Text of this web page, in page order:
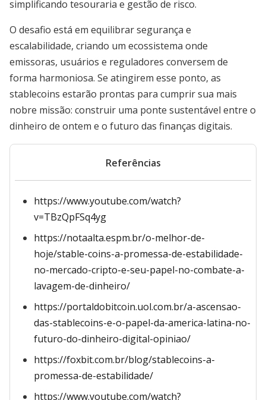
simplificando tesouraria e gestão de risco.
O desafio está em equilibrar segurança e
escalabilidade, criando um ecossistema onde
emissoras, usuários e reguladores conversem de
forma harmoniosa. Se atingirem esse ponto, as
stablecoins estarão prontas para cumprir sua mais
nobre missão: construir uma ponte sustentável entre o
dinheiro de ontem e o futuro das finanças digitais.
Referências
https://www.youtube.com/watch?
v=TBzQpFSq4yg
https://notaalta.espm.br/o-melhor-de-
hoje/stable-coins-a-promessa-de-estabilidade-
no-mercado-cripto-e-seu-papel-no-combate-a-
lavagem-de-dinheiro/
https://portaldobitcoin.uol.com.br/a-ascensao-
das-stablecoins-e-o-papel-da-america-latina-no-
futuro-do-dinheiro-digital-opiniao/
https://foxbit.com.br/blog/stablecoins-a-
promessa-de-estabilidade/
https://www.youtube.com/watch?